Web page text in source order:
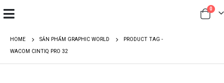
0
HOME SẢN PHẨM GRAPHIC WORLD
PRODUCT TAG -
WACOM CINTIQ PRO 32